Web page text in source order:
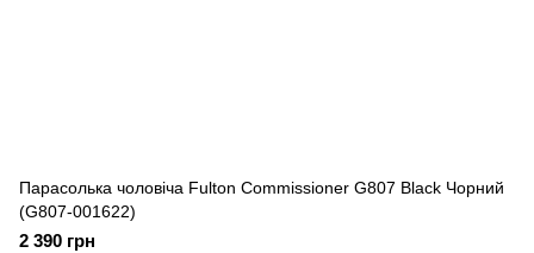
Парасолька чоловіча Fulton Commissioner G807 Black Чорний
(G807-001622)
2 390 грн